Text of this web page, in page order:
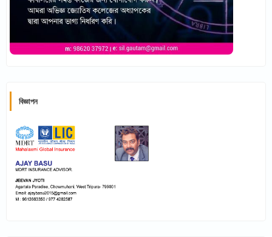
বিজ্ঞাপন